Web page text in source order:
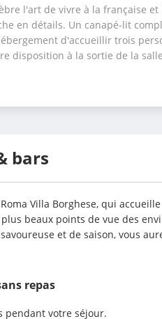
l'art de vivre à la française
en détails. Un canapé-lit
d'accueillir trois
disposition à la sortie de la
bars
Villa Borghese, qui
beaux points de vue des
et de saison, vous
repas
pendant votre séjour.